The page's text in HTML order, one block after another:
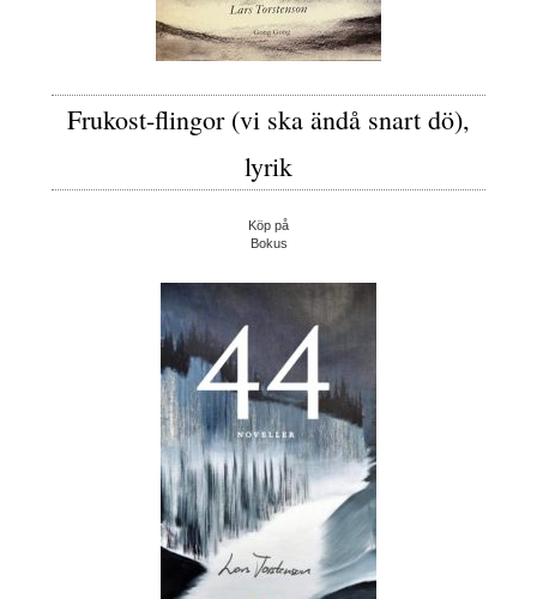
Frukost-flingor (vi ska ändå snart dö),
lyrik
Köp på
Bokus